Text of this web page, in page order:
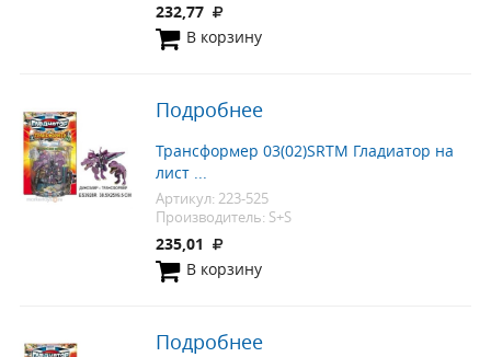
232,77
В корзину
Подробнее
Трансформер 03(02)SRTM Гладиатор на
лист ...
Артикул: 223-525
Производитель: S+S
235,01
В корзину
Подробнее